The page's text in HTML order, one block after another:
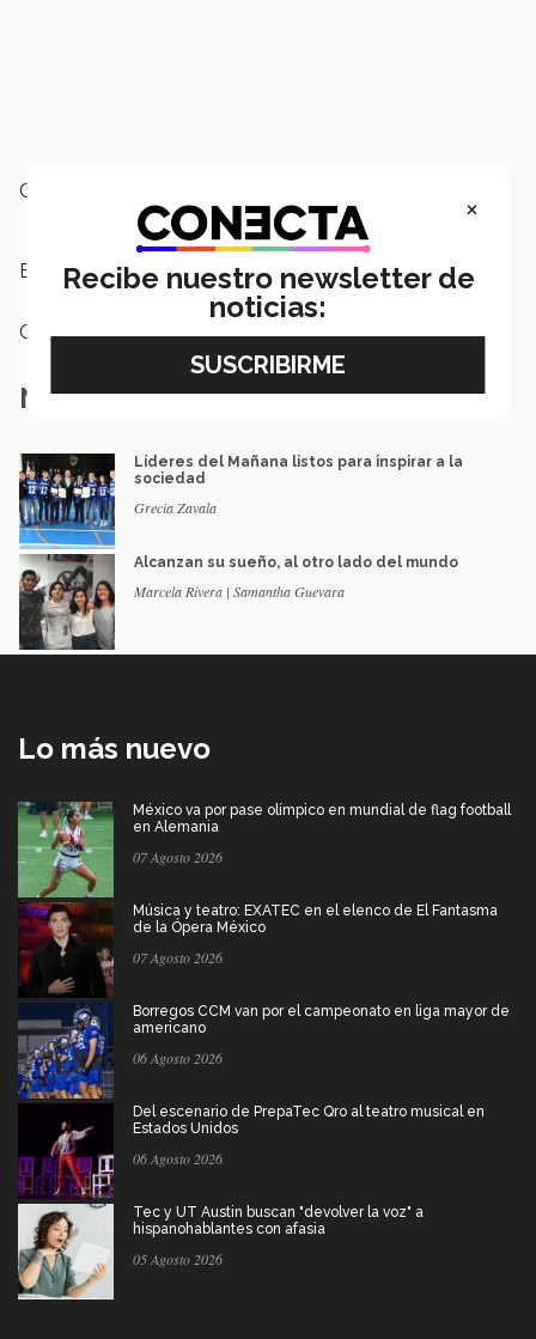
Campus:
Etiquetas: Carrera Tec, Borregos SLP
Categoría: Deportes
Notas Relacionadas
Líderes del Mañana listos para inspirar a la
sociedad
Grecia Zavala
Alcanzan su sueño, al otro lado del mundo
Marcela Rivera | Samantha Guevara
Lo más nuevo
México va por pase olímpico en mundial de flag football
en Alemania
07 Agosto 2026
Música y teatro: EXATEC en el elenco de El Fantasma
de la Ópera México
07 Agosto 2026
Borregos CCM van por el campeonato en liga mayor de
americano
06 Agosto 2026
Del escenario de PrepaTec Qro al teatro musical en
Estados Unidos
06 Agosto 2026
Tec y UT Austin buscan "devolver la voz" a
hispanohablantes con afasia
05 Agosto 2026
×
Recibe nuestro newsletter de
noticias: